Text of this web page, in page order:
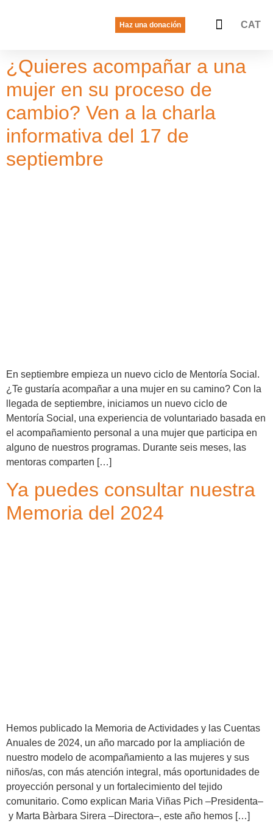
Haz una donación CAT
¿Quieres acompañar a una
mujer en su proceso de
cambio? Ven a la charla
informativa del 17 de
septiembre
En septiembre empieza un nuevo ciclo de Mentoría Social.
¿Te gustaría acompañar a una mujer en su camino? Con la
llegada de septiembre, iniciamos un nuevo ciclo de
Mentoría Social, una experiencia de voluntariado basada en
el acompañamiento personal a una mujer que participa en
alguno de nuestros programas. Durante seis meses, las
mentoras comparten […]
Ya puedes consultar nuestra
Memoria del 2024
Hemos publicado la Memoria de Actividades y las Cuentas
Anuales de 2024, un año marcado por la ampliación de
nuestro modelo de acompañamiento a las mujeres y sus
niños/as, con más atención integral, más oportunidades de
proyección personal y un fortalecimiento del tejido
comunitario. Como explican Maria Viñas Pich –Presidenta–
y Marta Bàrbara Sirera –Directora–, este año hemos […]